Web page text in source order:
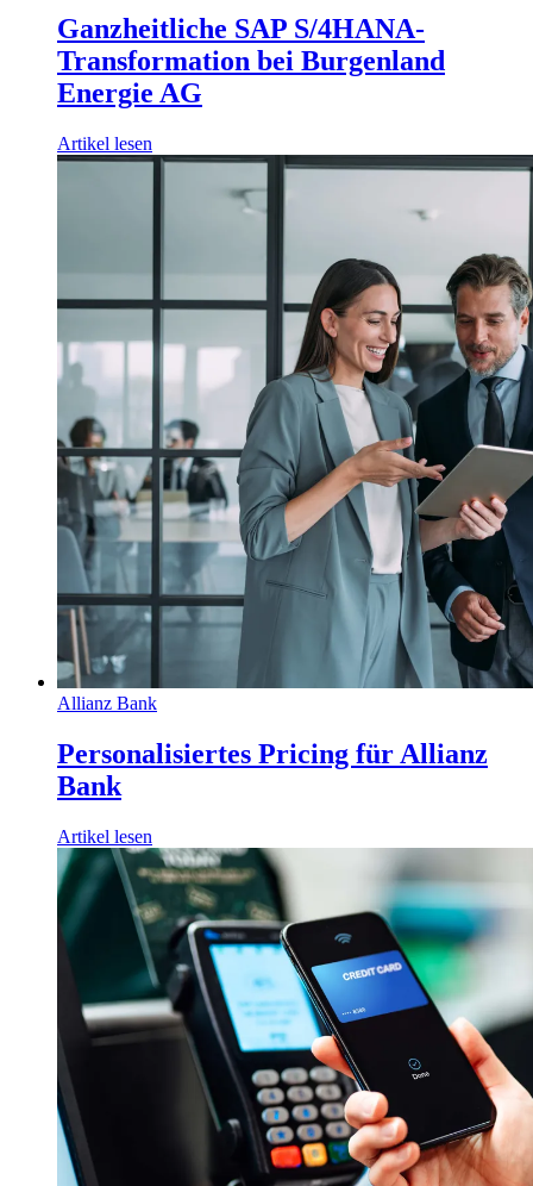
Ganzheitliche SAP S/4HANA-
Transformation bei Burgenland
Energie AG
Artikel lesen
Allianz Bank
Personalisiertes Pricing für Allianz
Bank
Artikel lesen